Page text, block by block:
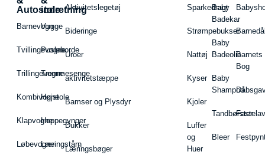
Autostole
Barnevogn
Tvillingevogne
Trillingevogne
Kombivogne
Klapvogne
Løbevogne
indretning
Vugge
Pusleborde
Tremmesenge
Højstole
Hoppegynger
Læringstårn
Aktivitetslegetøj
Bideringe
Uroer
aktivitetstæppe
Bamser og Plysdyr
Dukker
Læringsbøger
Sparkedragt
Strømpebukser
Nattøj
Kyser
Kjoler
Luffer
og
Huer
Baby
Badekar
Baby
Badeolie
Baby
Shampoo
Tandbørster
Bleer
Barnets
Bog